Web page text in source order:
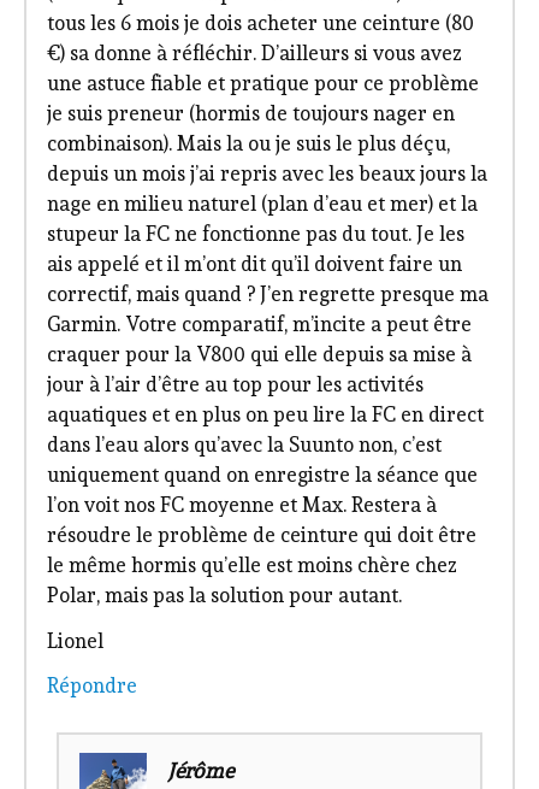
tous les 6 mois je dois acheter une ceinture (80
€) sa donne à réfléchir. D’ailleurs si vous avez
une astuce fiable et pratique pour ce problème
je suis preneur (hormis de toujours nager en
combinaison). Mais la ou je suis le plus déçu,
depuis un mois j’ai repris avec les beaux jours la
nage en milieu naturel (plan d’eau et mer) et la
stupeur la FC ne fonctionne pas du tout. Je les
ais appelé et il m’ont dit qu’il doivent faire un
correctif, mais quand ? J’en regrette presque ma
Garmin. Votre comparatif, m’incite a peut être
craquer pour la V800 qui elle depuis sa mise à
jour à l’air d’être au top pour les activités
aquatiques et en plus on peu lire la FC en direct
dans l’eau alors qu’avec la Suunto non, c’est
uniquement quand on enregistre la séance que
l’on voit nos FC moyenne et Max. Restera à
résoudre le problème de ceinture qui doit être
le même hormis qu’elle est moins chère chez
Polar, mais pas la solution pour autant.
Lionel
Répondre
Jérôme